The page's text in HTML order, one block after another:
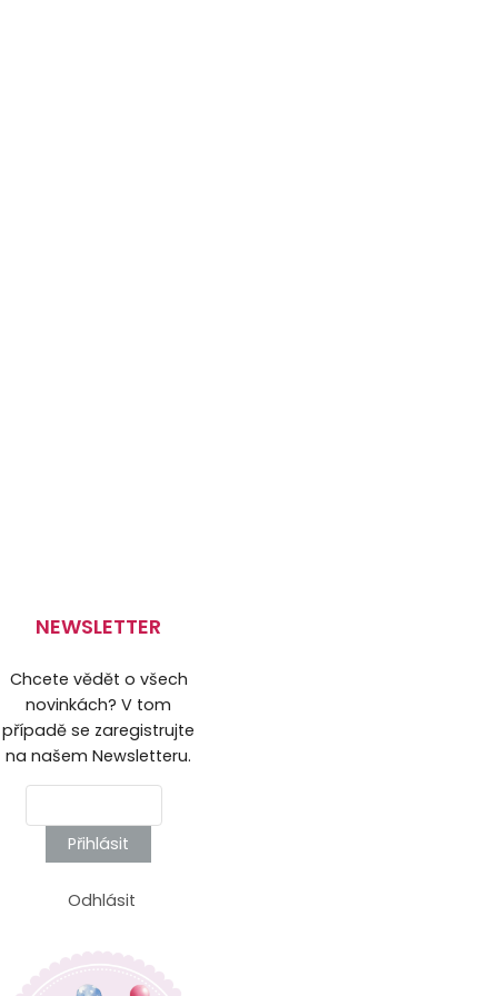
NEWSLETTER
Chcete vědět o všech
novinkách? V tom
případě se zaregistrujte
na našem Newsletteru.
Přihlásit
Odhlásit